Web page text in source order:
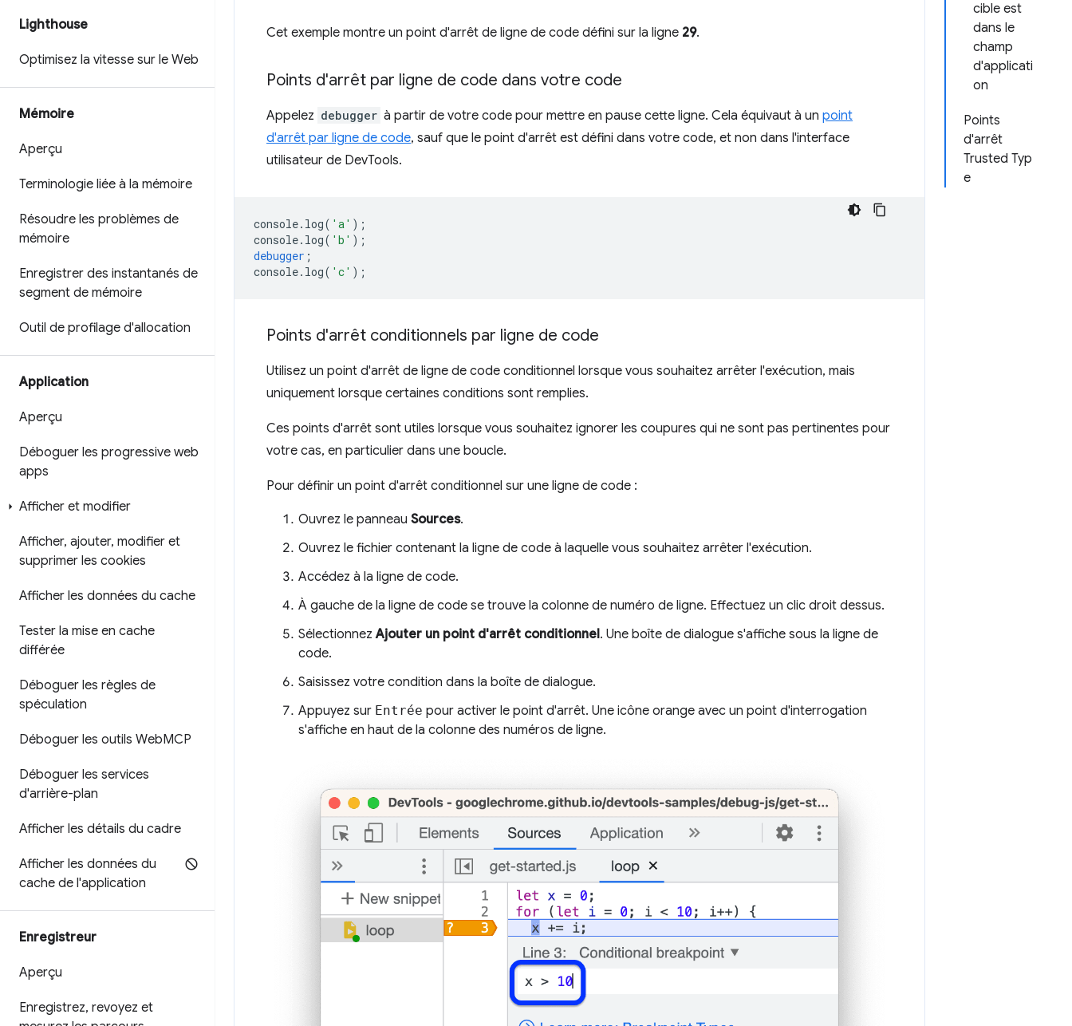
Lighthouse
Optimisez la vitesse sur le Web
Mémoire
Aperçu
Terminologie liée à la mémoire
Résoudre les problèmes de
mémoire
Enregistrer des instantanés de
segment de mémoire
Outil de profilage d'allocation
Application
Aperçu
Déboguer les progressive web
apps
Afficher et modifier
Afficher, ajouter, modifier et
supprimer les cookies
Afficher les données du cache
Tester la mise en cache
différée
Déboguer les règles de
spéculation
Déboguer les outils WebMCP
Déboguer les services
d'arrière-plan
Afficher les détails du cadre
Afficher les données du
cache de l'application
Enregistreur
Aperçu
Enregistrez, revoyez et
cible est
dans le
champ
d'applicati
on
Points
d'arrêt
Trusted Typ
e
Cet exemple montre un point d'arrêt de ligne de code défini sur la ligne 29.
Points d'arrêt par ligne de code dans votre code
Appelez debugger à partir de votre code pour mettre en pause cette ligne. Cela équivaut à un point
d'arrêt par ligne de code, sauf que le point d'arrêt est défini dans votre code, et non dans l'interface
utilisateur de DevTools.
console. log( 'a' );
console. log( 'b' );
debugger ;
console. log( 'c' );
Points d'arrêt conditionnels par ligne de code
Utilisez un point d'arrêt de ligne de code conditionnel lorsque vous souhaitez arrêter l'exécution, mais
uniquement lorsque certaines conditions sont remplies.
Ces points d'arrêt sont utiles lorsque vous souhaitez ignorer les coupures qui ne sont pas pertinentes pour
votre cas, en particulier dans une boucle.
Pour définir un point d'arrêt conditionnel sur une ligne de code :
Ouvrez le panneau Sources.
Ouvrez le fichier contenant la ligne de code à laquelle vous souhaitez arrêter l'exécution.
Accédez à la ligne de code.
À gauche de la ligne de code se trouve la colonne de numéro de ligne. Effectuez un clic droit dessus.
SélectionnezAjouter un point d'arrêt conditionnel. Une boîte de dialogue s'affiche sous la ligne de
code.
Saisissez votre condition dans la boîte de dialogue.
Appuyez sur Entrée pour activer le point d'arrêt. Une icône orange avec un point d'interrogation
s'affiche en haut de la colonne des numéros de ligne.